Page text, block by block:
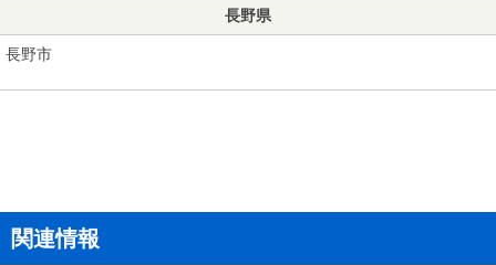
長野県
長野市
関連情報